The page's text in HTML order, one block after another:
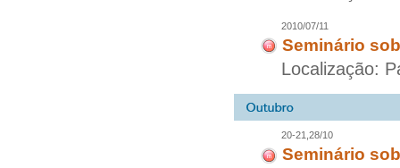
2010/07/11
Seminário
Localização:
20-21,28/10
Seminário